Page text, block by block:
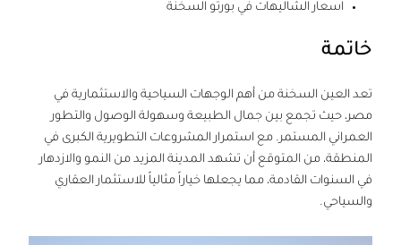
اسعار الشاليهات في بورتو السخنة
خاتمة
تعد العين السخنة من أهم الوجهات السياحية والاستثمارية في
مصر، حيث تجمع بين جمال الطبيعة وسهولة الوصول والتطور
العمراني المستمر. مع استمرار المشروعات التطويرية الكبرى في
المنطقة، من المتوقع أن تشهد المدينة المزيد من النمو والازدهار
في السنوات القادمة، مما يجعلها خياراً مثالياً للاستثمار العقاري
والسياحي.